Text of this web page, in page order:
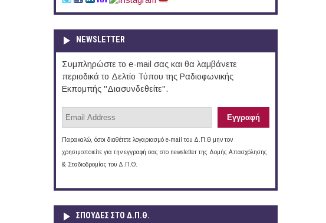
NEWSLETTER
Συμπληρώστε το e-mail σας και θα λαμβάνετε
περιοδικά το Δελτίο Τύπου της Ραδιοφωνικής
Εκπομπής "Διασυνδεθείτε".
Παρακαλώ, όσοι διαθέτετε λογαριασμό e-mail του Δ.Π.Θ μην τον
χρησιμοποιείτε για την εγγραφή σας στο newsletter της Δομής Απασχόλησης
& Σταδιοδρομίας του Δ.Π.Θ.
ΣΠΟΥΔΈΣ ΣΤΟ Δ.Π.Θ.